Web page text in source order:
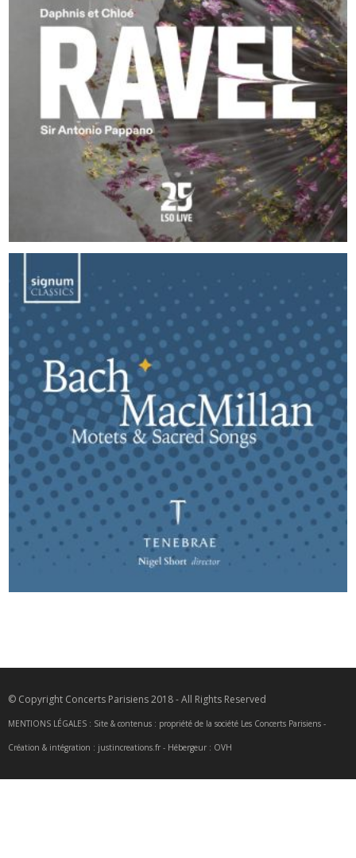
2025
Ravel - Daphnis et Chloé
2023
Bach to MacMillan
© Copyright Concerts Parisiens 2018 - All Rights Reserved
MENTIONS LÉGALES : Site & contenus : propriété de la société Les Concerts Parisiens -
Création & intégration : justincreations.fr - Hébergeur : OVH